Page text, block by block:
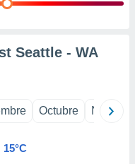
Seattle - WA
Octubre
15°C